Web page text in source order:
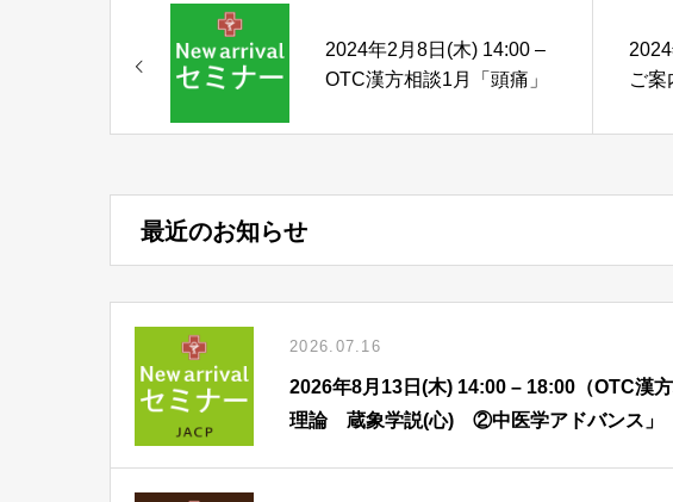
2024年2月8日(木) 14:00 –
OTC漢方相談1月「頭痛」
ご案
最近のお知らせ
2026.07.16
2026年8月13日(木) 14:00 – 18:00（OTC漢
理論 蔵象学説(心) ②中医学アドバンス」